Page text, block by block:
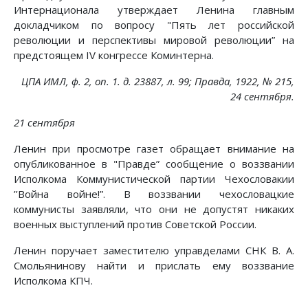
Интернационала утверждает Ленина главным
докладчиком по вопросу "Пять лет российской
революции и перспективы мировой революции” на
предстоящем IV конгрессе Коминтерна.
ЦПА ИМЛ, ф. 2, on. 1. д. 23887, л. 99; Правда, 1922, № 215,
24 сентября.
21 сентября
Ленин при просмотре газет обращает внимание на
опубликованное в "Правде” сообщение о воззвании
Исполкома Коммунистической партии Чехословакии
’’Война войне!”. В воззвании чехословацкие
коммунисты заявляли, что они не допустят никаких
военных выступлений против Советской России.
Ленин поручает заместителю управделами СНК В. А.
Смольянинову найти и прислать ему воззвание
Исполкома КПЧ.